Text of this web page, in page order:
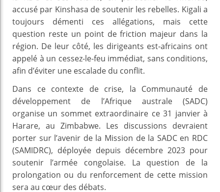
accusé par Kinshasa de soutenir les rebelles. Kigali a
toujours démenti ces allégations, mais cette
question reste un point de friction majeur dans la
région. De leur côté, les dirigeants est-africains ont
appelé à un cessez-le-feu immédiat, sans conditions,
afin d’éviter une escalade du conflit.
Dans ce contexte de crise, la Communauté de
développement de l’Afrique australe (SADC)
organise un sommet extraordinaire ce 31 janvier à
Harare, au Zimbabwe. Les discussions devraient
porter sur l’avenir de la Mission de la SADC en RDC
(SAMIDRC), déployée depuis décembre 2023 pour
soutenir l’armée congolaise. La question de la
prolongation ou du renforcement de cette mission
sera au cœur des débats.